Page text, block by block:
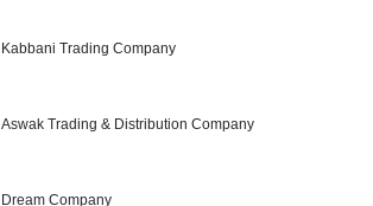
Kabbani Trading Company
Aswak Trading & Distribution Company
Dream Company